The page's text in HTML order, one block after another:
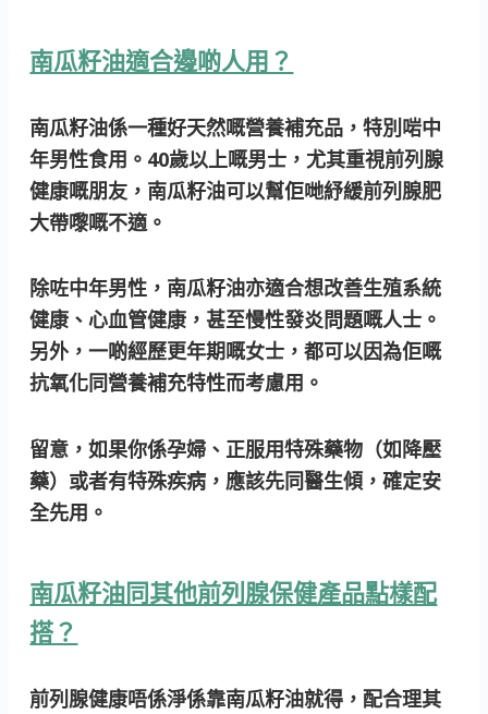
南瓜籽油適合邊啲人用？
南瓜籽油係一種好天然嘅營養補充品，特別啱中
年男性食用。 40歲以上嘅男士 ，尤其重視前列腺
健康嘅朋友，南瓜籽油可以幫佢哋紓緩前列腺肥
大帶嚟嘅不適。
除咗中年男性，南瓜籽油亦適合想改善生殖系統
健康、心血管健康，甚至慢性發炎問題嘅人士。
另外，一啲經歷更年期嘅女士，都可以因為佢嘅
抗氧化同營養補充特性而考慮用。
留意，如果你係孕婦、正服用特殊藥物（如降壓
藥）或者有特殊疾病，應該先同醫生傾，確定安
全先用。
南瓜籽油同其他前列腺保健產品點樣配
搭？
前列腺健康唔係淨係靠南瓜籽油就得，配合理其